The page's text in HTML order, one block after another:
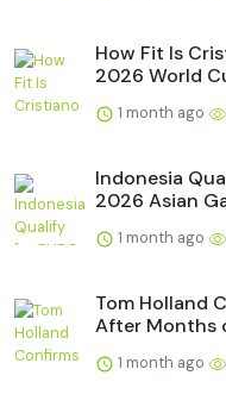
How Fit Is
2026 World
1 month ago
Indonesia
2026 Asian
1 month ago
Tom Holland
After Months
1 month ago